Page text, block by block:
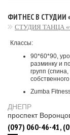
ФИТНЕС В СТУДИИ
СТУДИЯ ТАНЦА
Классы:
90*60*90,
разминку и
групп
Zumba
ДНЕПР
проспект
(097) 060-46-41,